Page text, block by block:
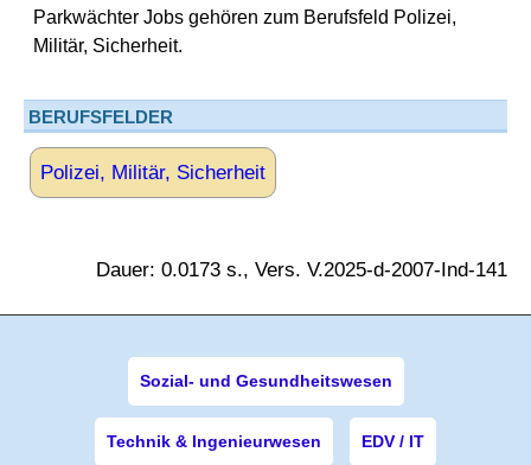
Parkwächter Jobs gehören zum Berufsfeld Polizei,
Militär, Sicherheit.
BERUFSFELDER
Polizei, Militär, Sicherheit
Dauer: 0.0173 s., Vers. V.2025-d-2007-Ind-141
Sozial- und Gesundheitswesen
Technik & Ingenieurwesen EDV / IT